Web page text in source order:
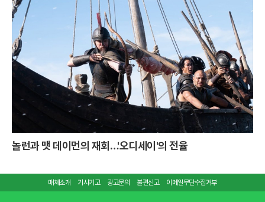
놀런과 맷 데이먼의 재회…'오디세이'의 전율
매체소개 기사기고 광고문의 불편신고 이메일무단수집거부